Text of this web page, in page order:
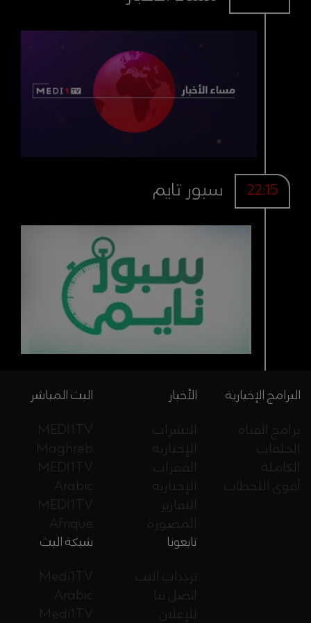
22:15 سبور تايم
البث المباشر
MEDI1TV
Maghreb
MEDI1TV
Arabic
MEDI1TV
Afrique
الأخبار
النشرات
الإخبارية
الفقرات
الإخبارية
التقارير
المصورة
البرامج الإخبارية
برامج القناة
الحلقات
الكاملة
أقوى اللحظات
شبكة البث
Medi1TV
Arabic
Medi1TV
تابعونا
ترددات البث
اتصل بنا
للإعلان